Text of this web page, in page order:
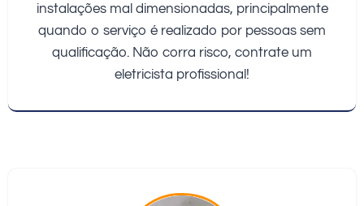
instalações mal dimensionadas, principalmente
quando o serviço é realizado por pessoas sem
qualificação. Não corra risco, contrate um
eletricista profissional!